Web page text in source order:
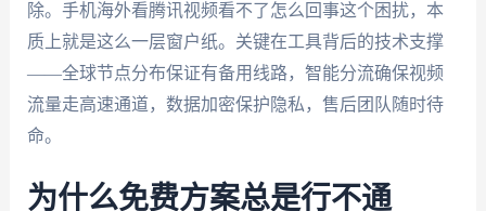
除。手机海外看腾讯视频看不了怎么回事这个困扰，本
质上就是这么一层窗户纸。关键在工具背后的技术支撑
——全球节点分布保证有备用线路，智能分流确保视频
流量走高速通道，数据加密保护隐私，售后团队随时待
命。
为什么免费方案总是行不通